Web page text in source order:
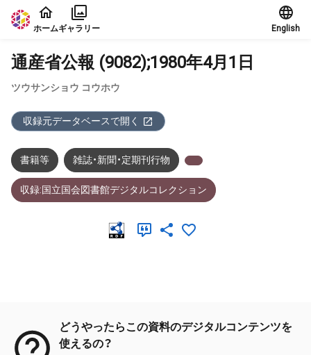
本文に飛ぶ
ホームギャラリー English
通産省公報 (9082);1980年4月1日
ツウサンショウ コウホウ
収録元データベースで開く
書籍等 雑誌・新聞・定期刊行物
収録:国立国会図書館デジタルコレクション
どうやったらこの資料のデジタルコンテンツを
使えるの？